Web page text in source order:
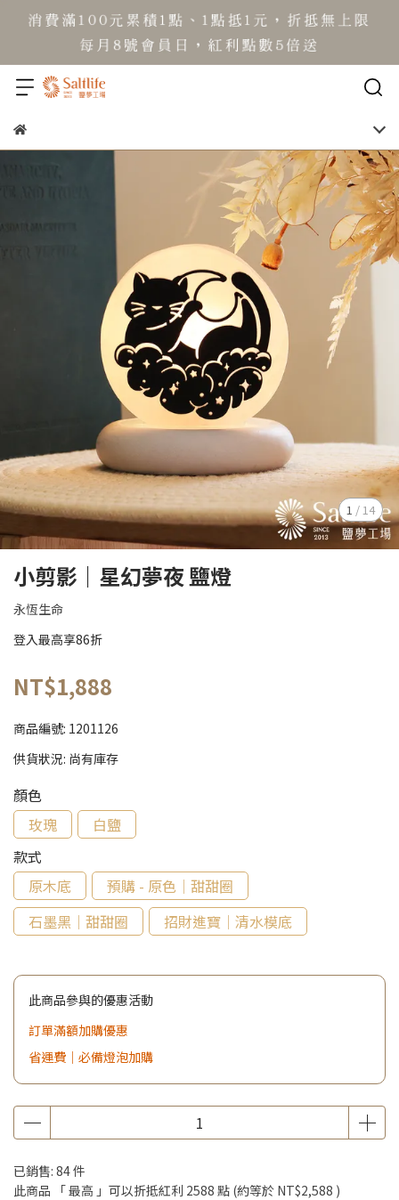
1 / 14
小剪影｜星幻夢夜 鹽燈
永恆生命
登入最高享86折
NT$1,888
商品編號: 1201126
供貨狀況: 尚有庫存
顏色
玫瑰
白鹽
款式
原木底
預購 - 原色｜甜甜圈
石墨黑｜甜甜圈
招財進寶｜清水模底
此商品參與的優惠活動
訂單滿額加購優惠
省運費｜必備燈泡加購
已銷售: 84 件
此商品 「 最高 」可以折抵紅利 2588 點 (約等於 NT$2,588 )